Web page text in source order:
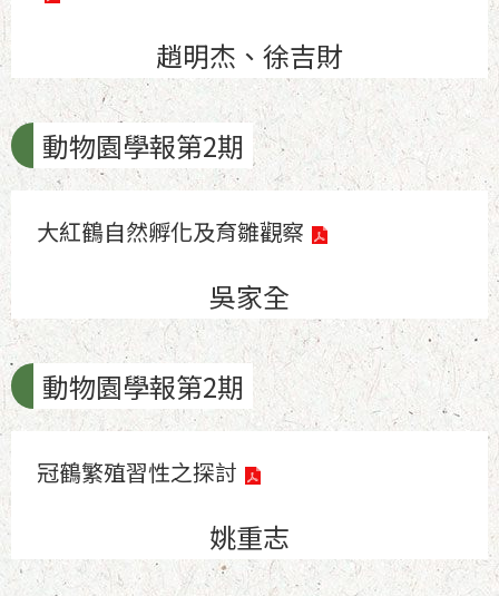
趙明杰、徐吉財
動物園學報第2期
大紅鶴自然孵化及育雛觀察
吳家全
動物園學報第2期
冠鶴繁殖習性之探討
姚重志